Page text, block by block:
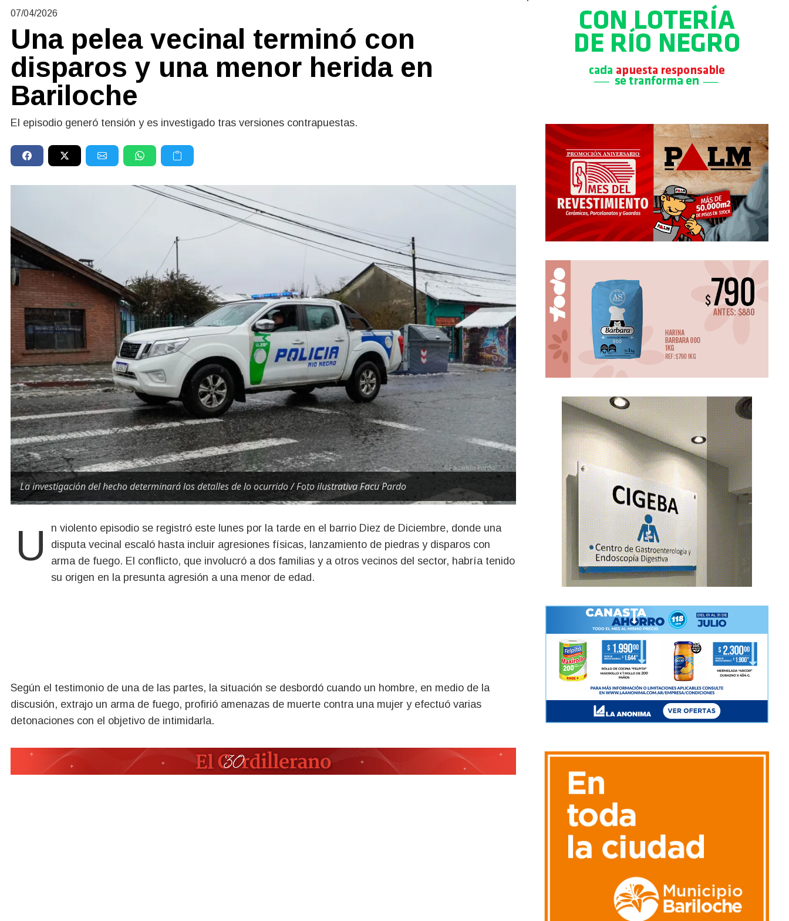
07/04/2026
Una pelea vecinal terminó con
disparos y una menor herida en
Bariloche
El episodio generó tensión y es investigado tras versiones contrapuestas.
La investigación del hecho determinará los detalles de lo ocurrido / Foto ilustrativa Facu Pardo
Un violento episodio se registró este lunes por la tarde en el barrio Diez de Diciembre, donde una
disputa vecinal escaló hasta incluir agresiones físicas, lanzamiento de piedras y disparos con
arma de fuego. El conflicto, que involucró a dos familias y a otros vecinos del sector, habría tenido
su origen en la presunta agresión a una menor de edad.
Según el testimonio de una de las partes, la situación se desbordó cuando un hombre, en medio de la
discusión, extrajo un arma de fuego, profirió amenazas de muerte contra una mujer y efectuó varias
detonaciones con el objetivo de intimidarla.